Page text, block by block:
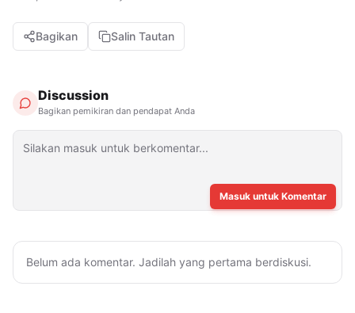
Bagikan Salin Tautan
Discussion
Bagikan pemikiran dan pendapat Anda
Masuk untuk Komentar
Belum ada komentar. Jadilah yang pertama berdiskusi.